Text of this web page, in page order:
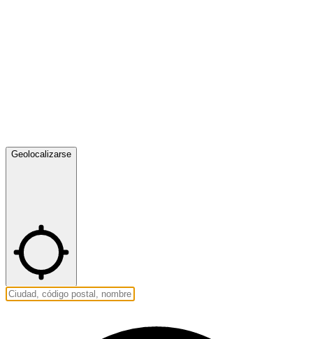
Geolocalizarse